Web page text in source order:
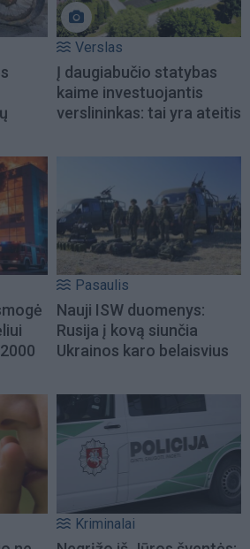
Verslas
Į daugiabučio statybas
kaime investuojantis
verslininkas: tai yra ateitis
Pasaulis
Nauji ISW duomenys:
Rusija į kovą siunčia
Ukrainos karo belaisvius
Kriminalai